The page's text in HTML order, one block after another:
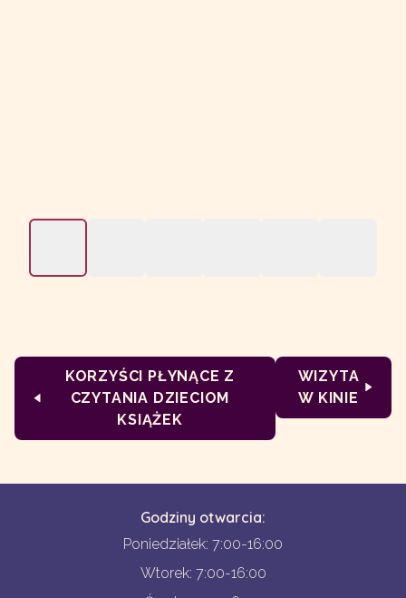
KORZYŚCI PŁYNĄCE Z
CZYTANIA DZIECIOM
KSIĄŻEK
WIZYTA
W KINIE
Godziny otwarcia:
Poniedziałek: 7:00-16:00
Wtorek: 7:00-16:00